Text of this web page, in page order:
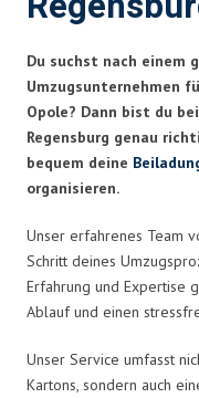
Du suchst nach einem
Umzugsunternehmen
Opole? Dann bist du
Regensburg genau
bequem deine
organisieren.
Unser erfahrenes Team
Schritt deines
Erfahrung und Expertise
Ablauf und einen
Unser Service umfasst
Kartons, sondern auch